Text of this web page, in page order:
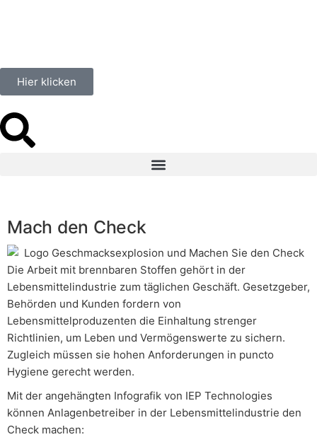
Hier klicken
Mach den Check
Die Arbeit mit brennbaren Stoffen gehört in der
Lebensmittelindustrie zum täglichen Geschäft. Gesetzgeber,
Behörden und Kunden fordern von
Lebensmittelproduzenten die Einhaltung strenger
Richtlinien, um Leben und Vermögenswerte zu sichern.
Zugleich müssen sie hohen Anforderungen in puncto
Hygiene gerecht werden.
Mit der angehängten Infografik von IEP Technologies
können Anlagenbetreiber in der Lebensmittelindustrie den
Check machen: